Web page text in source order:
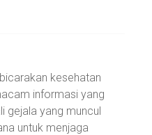
kesehatan
informasi yang
gejala yang muncul
untuk menjaga